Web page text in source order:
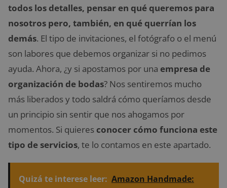
todos los detalles, pensar en qué queremos para
nosotros pero, también, en qué querrían los
demás. El tipo de invitaciones, el fotógrafo o el menú
son labores que debemos organizar si no pedimos
ayuda. Ahora, ¿y si apostamos por una empresa de
organización de bodas? Nos sentiremos mucho
más liberados y todo saldrá cómo queríamos desde
un principio sin sentir que nos ahogamos por
momentos. Si quieres conocer cómo funciona este
tipo de servicios, te lo contamos en este apartado.
Quizá te interese leer: Amazon Handmade: